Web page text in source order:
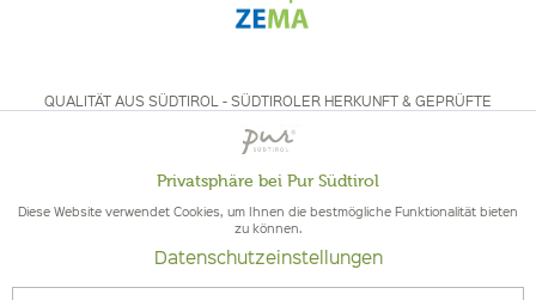
QUALITÄT AUS SÜDTIROL - SÜDTIROLER HERKUNFT & GEPRÜFTE
QUALITÄT
Aktiv
Inaktiv
Privatsphäre bei Pur Südtirol
Diese Website verwendet Cookies, um Ihnen die bestmögliche Funktionalität bieten
zu können.
Datenschutzeinstellungen